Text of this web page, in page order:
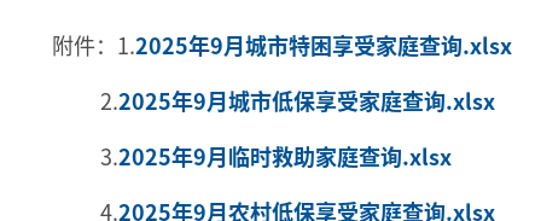
附件：1.2025年9月城市特困享受家庭查询.xlsx
2.2025年9月城市低保享受家庭查询.xlsx
3.2025年9月临时救助家庭查询.xlsx
4.2025年9月农村低保享受家庭查询.xlsx